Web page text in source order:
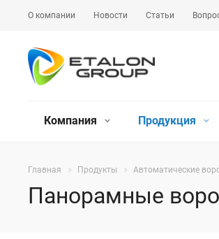
О компании Новости Статьи
Компания Продукция
Главная Продукты Автоматические
Панорамные